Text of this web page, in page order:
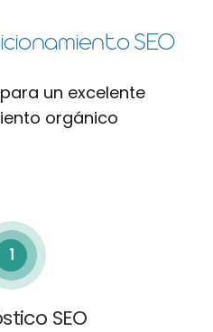
SEO
un excelente
orgánico
1
SEO